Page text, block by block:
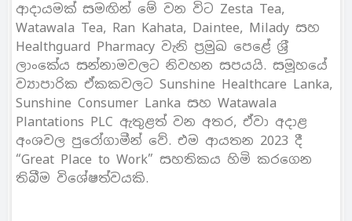
ආදායමක් සමඟින් මේ වන විට Zesta Tea,
Watawala Tea, Ran Kahata, Daintee, Milady සහ
Healthguard Pharmacy වැනි ප‍්‍රමුඛ පෙළේ ශ‍්‍රී
ලාංකේය සන්නාමවලට නිවහන සපයයි. සමූහයේ
ව්‍යාපාරික ඒකකවලට Sunshine Healthcare Lanka,
Sunshine Consumer Lanka සහ Watawala
Plantations PLC ඇතුළත් වන අතර, ඒවා අදාළ
අංශවල පුරෝගාමීන් වේ. එම ආයතන 2023 දී
“Great Place to Work” සහතිකය හිමි කරගෙන
තිබීම විශේෂත්වයකි.